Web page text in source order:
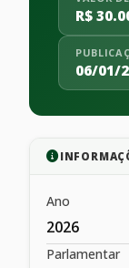
R$
06/01/
Ano
2026
Parlamentar